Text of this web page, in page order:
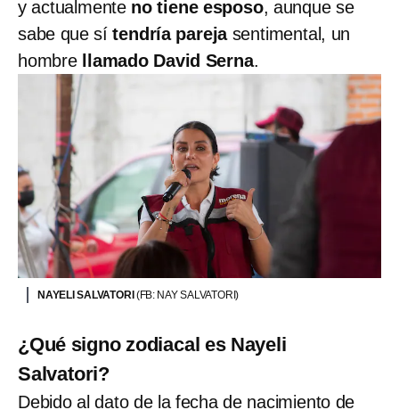
y actualmente no tiene esposo, aunque se
sabe que sítendría parejasentimental, un
hombre
llamado David Serna.
NAYELI SALVATORI (FB: NAY SALVATORI)
¿Qué signo zodiacal es Nayeli
Salvatori?
Debido al dato de la fecha de nacimiento de